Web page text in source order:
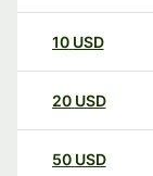
10 USD
20 USD
50 USD